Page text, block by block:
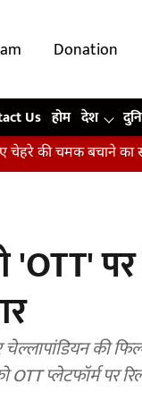
Donation
Us होम देश
बचाने का सही
'OTT'
की
OTT प्लेटफॉर्म पर